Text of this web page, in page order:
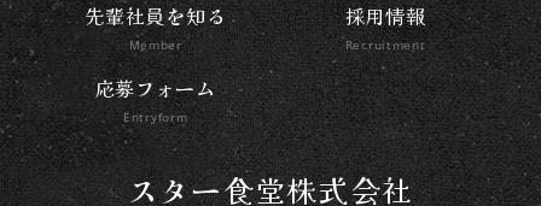
先輩社員を知る
Member
採用情報
Recruitment
応募フォーム
Entryform
スター食堂株式会社